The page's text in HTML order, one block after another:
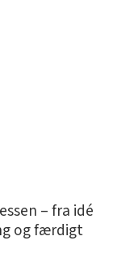
– fra idé
og færdigt